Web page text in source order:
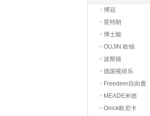
博冠
星特朗
博士能
OUJIN 欧锦
波斯猫
德国视得乐
Freedeer自由鹿
MEADE米德
Onick欧尼卡